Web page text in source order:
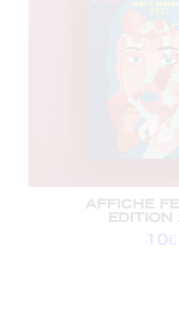
AFFICHE
EDITION
10€